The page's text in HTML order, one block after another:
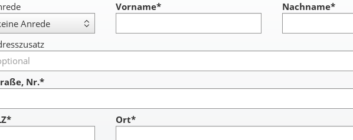
Vorname* Nachname*
Nr.*
Ort*